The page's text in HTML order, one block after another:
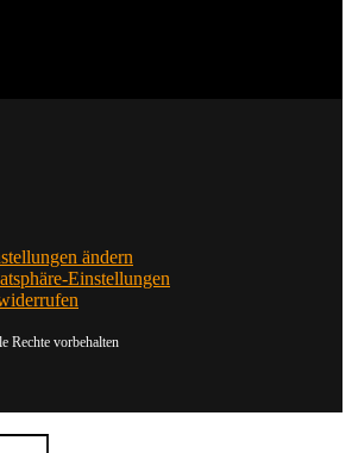
ändern
Einstellungen
Rechte vorbehalten